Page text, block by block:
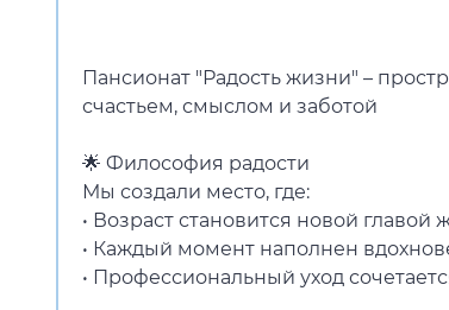
Пансионат "Радость жизни" –
счастьем, смыслом и заботой
🌟 Философия радости
Мы создали место, где:
• Возраст становится новой
• Каждый момент наполнен
• Профессиональный уход